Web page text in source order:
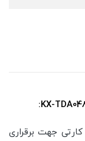
کارتی جهت برقراری